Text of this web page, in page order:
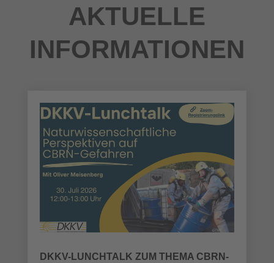
AKTUELLE
INFORMATIONEN
DKKV-LUNCHTALK ZUM THEMA CBRN-